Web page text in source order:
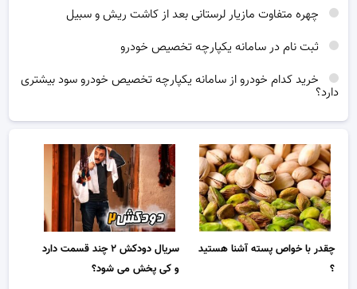
چهره متفاوت مازیار لرستانی بعد از کاشت ریش و سبیل
ثبت نام در سامانه یکپارچه تخصیص خودرو
خرید کدام خودرو از سامانه یکپارچه تخصیص خودرو سود بیشتری
دارد؟
چقدر با خواص پسته آشنا هستید
؟
سریال دودکش ۲ چند قسمت دارد
و کی پخش می شود؟